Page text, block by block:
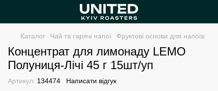
Каталог Чай та гарячі напої Фруктові основи для напоїв
Концентрат для лимонаду LEMO
Полуниця-Лічі 45 г 15шт/уп
Артикул: 134474 Написати відгук